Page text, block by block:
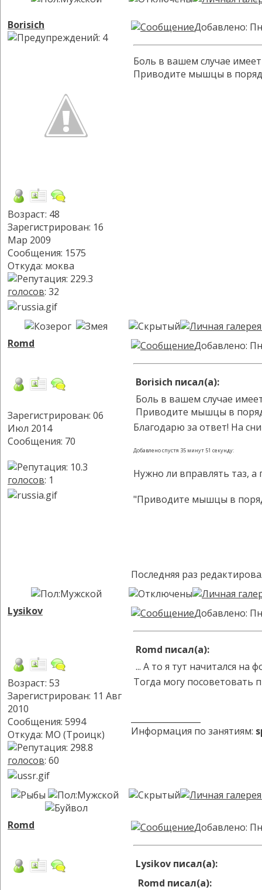
Borisich
Возраст: 48
Зарегистрирован: 16
Мар 2009
Сообщения: 1575
Откуда: моква
голосов: 32
Добавлено:
Боль в вашем случае
Приводите мышцы в
Romd
Зарегистрирован: 06
Июл 2014
Сообщения: 70
голосов: 1
Добавлено:
Borisich писал(а):
Боль в вашем случае
Приводите мышцы в
Благодарю за ответ! На
Добавлено спустя 35 минут 51 секунду:
Нужно ли вправлять таз, а
"Приводите мышцы в
Последняя раз
Lysikov
Возраст: 53
Зарегистрирован: 11 Авг
2010
Сообщения: 5994
Откуда: МО (Троицк)
голосов: 60
Добавлено:
Romd писал(а):
... А то я тут начитался на
Тогда могу посоветовать
Информация по занятиям:
Romd Добавлено:
Lysikov писал(а):
Romd писал(а):